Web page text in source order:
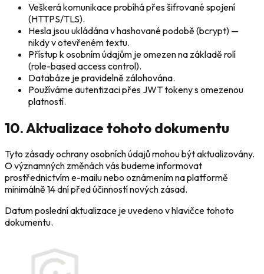
Veškerá komunikace probíhá přes šifrované spojení
(HTTPS/TLS).
Hesla jsou ukládána v hashované podobě (bcrypt) —
nikdy v otevřeném textu.
Přístup k osobním údajům je omezen na základě rolí
(role-based access control).
Databáze je pravidelně zálohována.
Používáme autentizaci přes JWT tokeny s omezenou
platností.
10. Aktualizace tohoto dokumentu
Tyto zásady ochrany osobních údajů mohou být aktualizovány.
O významných změnách vás budeme informovat
prostřednictvím e-mailu nebo oznámením na platformě
minimálně 14 dní před účinností nových zásad.
Datum poslední aktualizace je uvedeno v hlavičce tohoto
dokumentu.